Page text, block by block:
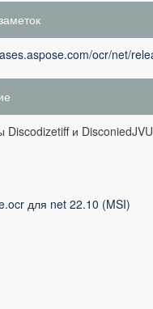
ocr/net/
Discodizetiff и
для net 22.10 (MSI)